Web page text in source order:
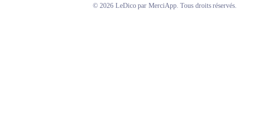
© 2026 LeDico par MerciApp. Tous droits réservés.